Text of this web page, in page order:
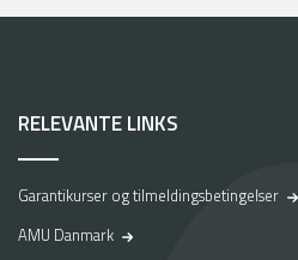
RELEVANTE LINKS
Garantikurser og tilmeldingsbetingelser
AMU Danmark